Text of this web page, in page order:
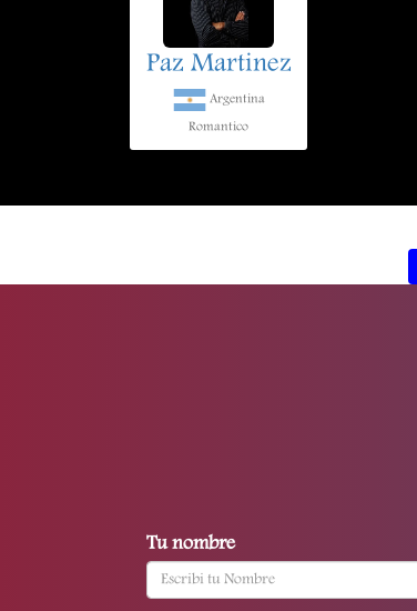
Paz Martinez
Argentina
Romantico
Tu nombre